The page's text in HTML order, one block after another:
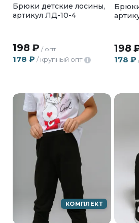
Брюки детские лосины,
артикул ЛД-10-4
198 ₽ / опт
178 ₽ / крупный опт i
198
178 ₽
КОМПЛЕКТ